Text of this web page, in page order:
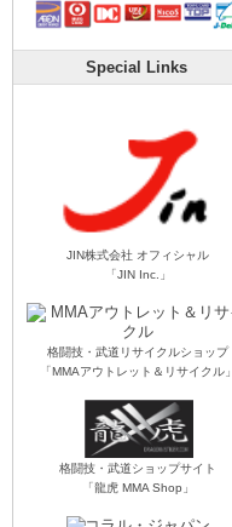
Special Links
JIN株式会社 オフィシャル
「JIN Inc.」
格闘技・武道リサイクルショップ
「MMAアウトレット＆リサイクル」
格闘技・武道ショップサイト
「龍虎 MMA Shop」